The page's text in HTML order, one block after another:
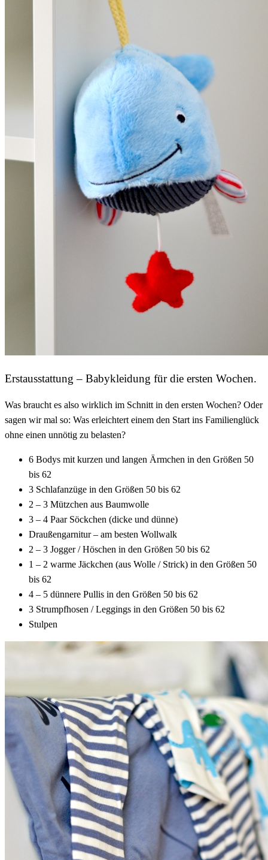
Erstausstattung – Babykleidung für die ersten Wochen.
Was braucht es also wirklich im Schnitt in den ersten Wochen? Oder
sagen wir mal so: Was erleichtert einem den Start ins Familienglück
ohne einen unnötig zu belasten?
6 Bodys mit kurzen und langen Ärmchen in den Größen 50
bis 62
3 Schlafanzüge in den Größen 50 bis 62
2 – 3 Mützchen aus Baumwolle
3 – 4 Paar Söckchen (dicke und dünne)
Draußengarnitur – am besten Wollwalk
2 – 3 Jogger / Höschen in den Größen 50 bis 62
1 – 2 warme Jäckchen (aus Wolle / Strick) in den Größen 50
bis 62
4 – 5 dünnere Pullis in den Größen 50 bis 62
3 Strumpfhosen / Leggings in den Größen 50 bis 62
Stulpen